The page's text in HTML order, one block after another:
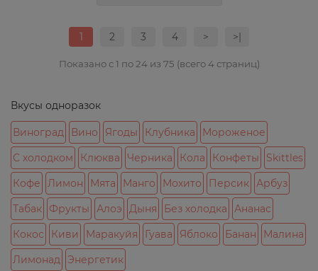
1 2 3 4 > >|
Показано с 1 по 24 из 75 (всего 4 страниц)
Вкусы одноразок
Виноград Вино Ягоды Клубника
Мороженое
С холодком
Клюква Черника Кола Конфеты
Skittles
Кофе
Лимон Мята Манго Мохито Персик Арбуз
Табак
Фрукты Алоэ Дыня Без холодка
Ананас
Кокос
Киви Маракуйя Гуава Яблоко Банан
Малина
Лимонад
Энергетик